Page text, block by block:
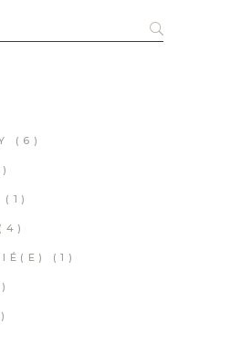
(6)
(1)
(1)